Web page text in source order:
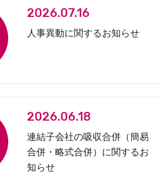
2026.07.16
人事異動に関するお知らせ
2026.06.18
連結子会社の吸収合併（簡易
合併・略式合併）に関するお
知らせ